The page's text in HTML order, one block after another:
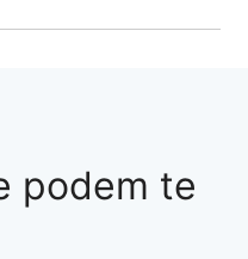
podem te